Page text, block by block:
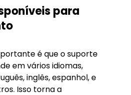
para
é que o suporte
em vários idiomas,
inglês, espanhol, e
Isso torna a